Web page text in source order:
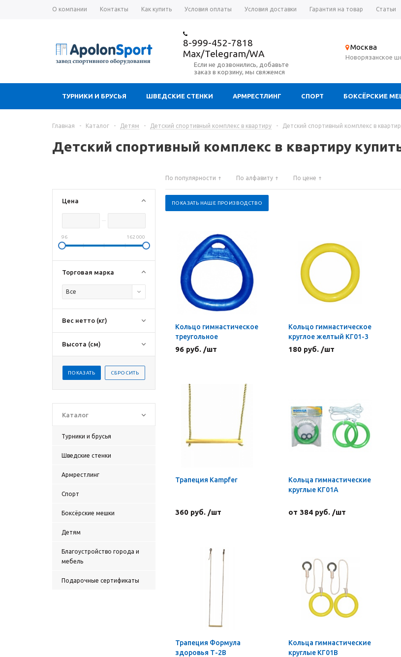
О компании Контакты Как купить Условия оплаты Условия доставки Гарантия на товар Статьи
8-999-452-7818
Max/Telegram/WA
Если не дозвонились, добавьте
заказ в корзину, мы свяжемся
Москва
Новорязанское
ТУРНИКИ И БРУСЬЯ ШВЕДСКИЕ СТЕНКИ АРМРЕСТЛИНГ СПОРТ БОКСЁРСКИЕ
Главная - Каталог - Детям - Детский спортивный комплекс в квартиру - Детский спортивный комплекс в
Детский спортивный комплекс в квартиру
Цена
96 162 000
Торговая марка
Все
Вес нетто (кг)
Высота (см)
Каталог
Турники и брусья
Шведские стенки
Армрестлинг
Спорт
Боксёрские мешки
Детям
Благоустройство города и
мебель
Подарочные сертификаты
По популярности По алфавиту По цене
ПОКАЗАТЬ НАШЕ ПРОИЗВОДСТВО
Кольцо гимнастическое
треугольное
96 руб. /шт
Кольцо гимнастическое
круглое желтый КГ01-3
180 руб. /шт
Трапеция Kampfer
360 руб. /шт
Кольца гимнастические
круглые КГ01А
от 384 руб. /шт
Трапеция Формула
здоровья Т-2В
Кольца гимнастические
круглые КГ01В